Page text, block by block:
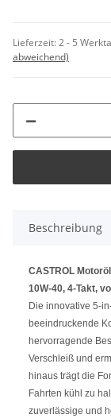
Lieferzeit:2 - 5
abweichend)
Beschreibung
CASTROL
10W-40, 4-Takt,
Die innovative 5-
beeindruckende
hervorragende
Verschleiß und
hinaus trägt die
Fahrten kühl zu
zuverlässige und